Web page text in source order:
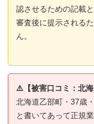
認させるための記載
審査後に提示される
ん。
⚠️【被害口コミ：北海
北海道乙部町・37歳
と書いてあって正規